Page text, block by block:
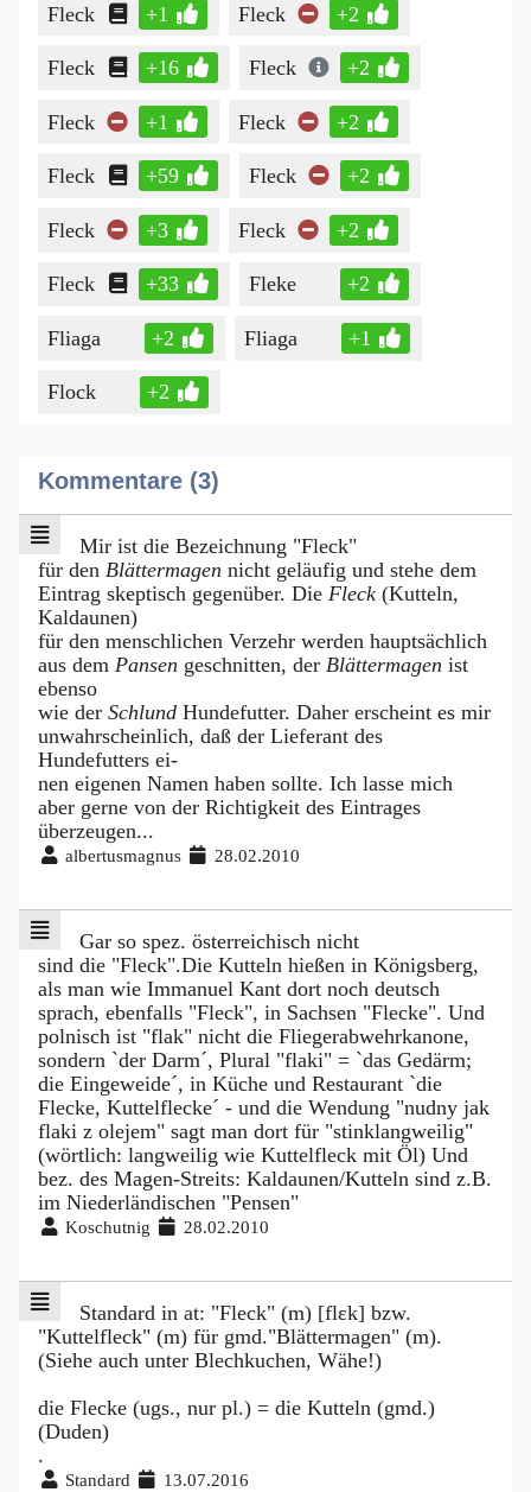
Fleck +1 Fleck +2
Fleck +16 Fleck +2
Fleck +1 Fleck +2
Fleck +59 Fleck +2
Fleck +3 Fleck +2
Fleck +33 Fleke +2
Fliaga +2 Fliaga +1
Flock +2
Kommentare (3)
Mir ist die Bezeichnung "Fleck"
für den Blättermagen nicht geläufig und stehe dem
Eintrag skeptisch gegenüber. Die Fleck (Kutteln,
Kaldaunen)
für den menschlichen Verzehr werden hauptsächlich
aus dem Pansen geschnitten, der Blättermagen ist
ebenso
wie der Schlund Hundefutter. Daher erscheint es mir
unwahrscheinlich, daß der Lieferant des
Hundefutters ei-
nen eigenen Namen haben sollte. Ich lasse mich
aber gerne von der Richtigkeit des Eintrages
überzeugen...
albertusmagnus 28.02.2010
Gar so spez. österreichisch nicht
sind die "Fleck".Die Kutteln hießen in Königsberg,
als man wie Immanuel Kant dort noch deutsch
sprach, ebenfalls "Fleck", in Sachsen "Flecke". Und
polnisch ist "flak" nicht die Fliegerabwehrkanone,
sondern `der Darm´, Plural "flaki" = `das Gedärm;
die Eingeweide´, in Küche und Restaurant `die
Flecke, Kuttelflecke´ - und die Wendung "nudny jak
flaki z olejem" sagt man dort für "stinklangweilig"
(wörtlich: langweilig wie Kuttelfleck mit Öl) Und
bez. des Magen-Streits: Kaldaunen/Kutteln sind z.B.
im Niederländischen "Pensen"
Koschutnig 28.02.2010
Standard in at: "Fleck" (m) [flɛk] bzw.
"Kuttelfleck" (m) für gmd."Blättermagen" (m).
(Siehe auch unter Blechkuchen, Wähe!)
die Flecke (ugs., nur pl.) = die Kutteln (gmd.)
(Duden)
.
Standard 13.07.2016